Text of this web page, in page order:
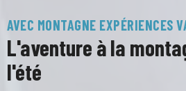
Mini aventuriers
3 ans à 5 ans
P'tits aventuriers
AVEC MONTAGNE EXPÉRIENCES
L'aventure à la
l'été